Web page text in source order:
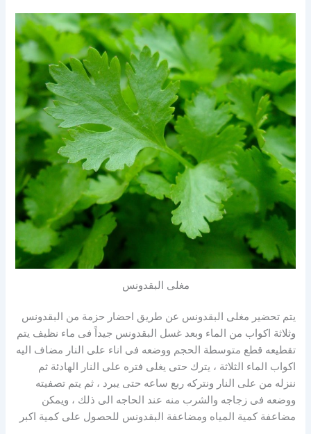
مغلى البقدونس
يتم تحضير مغلى البقدونس عن طريق احضار حزمة من البقدونس
وثلاثة اكواب من الماء وبعد غسل البقدونس جيداً فى ماء نظيف يتم
تقطيعه قطع متوسطة الحجم ووضعه فى اناء على النار مضاف اليه
اكواب الماء الثلاثة ، يترك حتى يغلى فتره على النار الهادئة ثم
ننزله من على النار ونتركه ربع ساعه حتى يبرد ، ثم يتم تصفيته
ووضعه فى زجاجه والشرب منه عند الحاجه الى ذلك ، ويمكن
مضاعفة كمية المياه ومضاعفة البقدونس للحصول على كمية اكبر